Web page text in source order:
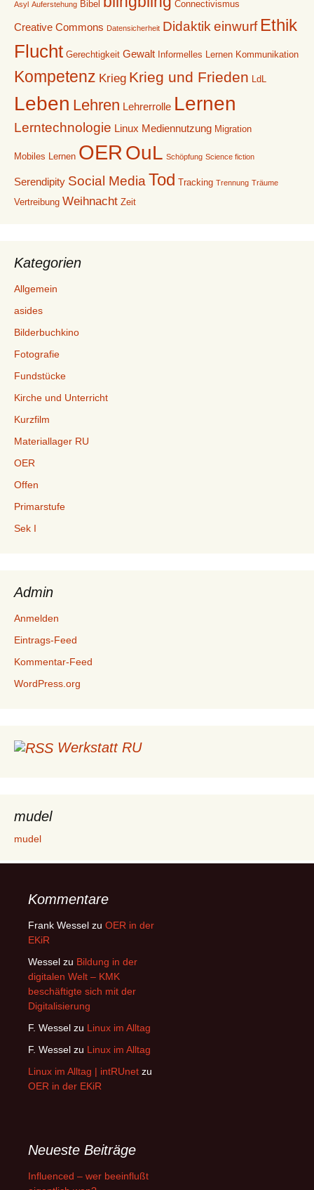
Asyl Auferstehung Bibel Connectivismus
Creative Commons Datensicherheit Didaktik einwurf Ethik
Flucht Gerechtigkeit Gewalt Informelles Lernen Kommunikation
Kompetenz Krieg Krieg und Frieden LdL
Leben Lehren Lehrerrolle Lernen
Lerntechnologie Linux Mediennutzung Migration
Mobiles Lernen OER OuL Schöpfung Science fiction
Serendipity Social Media Tod Tracking Trennung Träume
Vertreibung Weihnacht Zeit
Kategorien
Allgemein
asides
Bilderbuchkino
Fotografie
Fundstücke
Kirche und Unterricht
Kurzfilm
Materiallager RU
OER
Offen
Primarstufe
Sek I
Admin
Anmelden
Eintrags-Feed
Kommentar-Feed
WordPress.org
Werkstatt RU
mudel
mudel
Kommentare
Frank Wessel zu OER in der
EKiR
Wessel zu Bildung in der
digitalen Welt – KMK
beschäftigte sich mit der
Digitalisierung
F. Wessel zu Linux im Alltag
F. Wessel zu Linux im Alltag
Linux im Alltag | intRUnet zu
OER in der EKiR
Neueste Beiträge
Influenced – wer beeinflußt